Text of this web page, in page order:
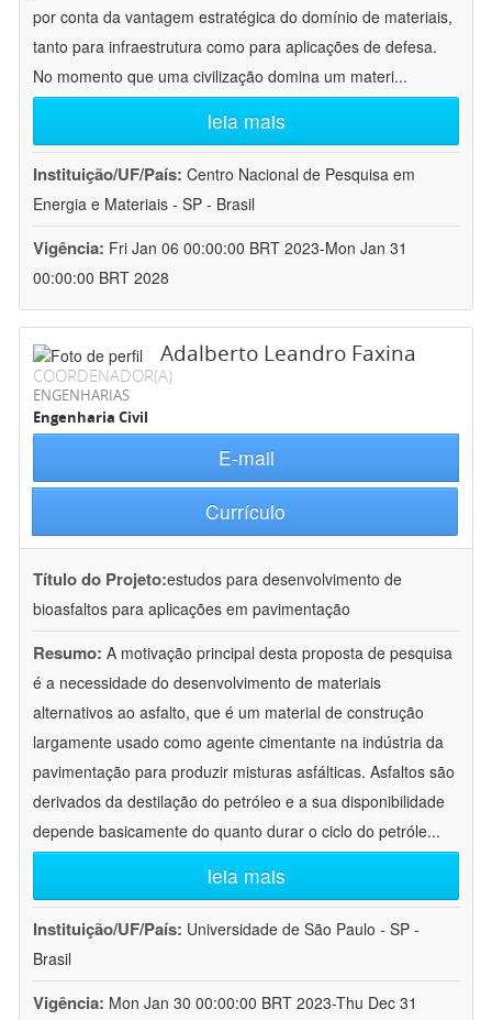
por conta da vantagem estratégica do domínio de materiais,
tanto para infraestrutura como para aplicações de defesa.
No momento que uma civilização domina um materi...
leia mais
Instituição/UF/País: Centro Nacional de Pesquisa em
Energia e Materiais - SP - Brasil
Vigência: Fri Jan 06 00:00:00 BRT 2023-Mon Jan 31
00:00:00 BRT 2028
Adalberto Leandro Faxina
COORDENADOR(A)
ENGENHARIAS
Engenharia Civil
E-mail
Currículo
Título do Projeto:estudos para desenvolvimento de
bioasfaltos para aplicações em pavimentação
Resumo: A motivação principal desta proposta de pesquisa
é a necessidade do desenvolvimento de materiais
alternativos ao asfalto, que é um material de construção
largamente usado como agente cimentante na indústria da
pavimentação para produzir misturas asfálticas. Asfaltos são
derivados da destilação do petróleo e a sua disponibilidade
depende basicamente do quanto durar o ciclo do petróle...
leia mais
Instituição/UF/País: Universidade de São Paulo - SP -
Brasil
Vigência: Mon Jan 30 00:00:00 BRT 2023-Thu Dec 31